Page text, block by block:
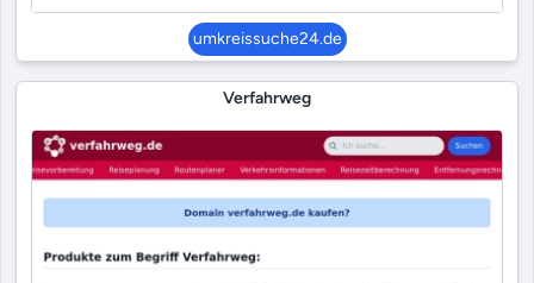
umkreissuche24.de
Verfahrweg